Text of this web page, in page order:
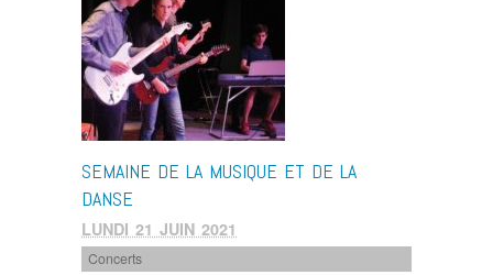
SEMAINE DE LA MUSIQUE ET DE LA
DANSE
LUNDI 21 JUIN 2021
Concerts